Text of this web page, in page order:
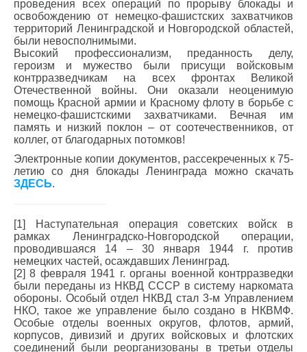
проведения всех операций по прорыву блокады и
освобождению от немецко-фашистских захватчиков
территорий Ленинградской и Новгородской областей,
были невосполнимыми.
Высокий профессионализм, преданность делу,
героизм и мужество были присущи войсковым
контрразведчикам на всех фронтах Великой
Отечественной войны. Они оказали неоценимую
помощь Красной армии и Красному флоту в борьбе с
немецко-фашистскими захватчиками. Вечная им
память и низкий поклон – от соотечественников, от
коллег, от благодарных потомков!
Электронные копии документов, рассекреченных к 75-
летию со дня блокады Ленинграда можно скачать
ЗДЕСЬ.
[1] Наступательная операция советских войск в
рамках Ленинградско-Новгородской операции,
проводившаяся 14 – 30 января 1944 г. против
немецких частей, осаждавших Ленинград.
[2] 8 февраля 1941 г. органы военной контрразведки
были переданы из НКВД СССР в систему наркомата
обороны. Особый отдел НКВД стал 3-м Управлением
НКО, такое же управление было создано в НКВМФ.
Особые отделы военных округов, флотов, армий,
корпусов, дивизий и других войсковых и флотских
соединений были реорганизованы в третьи отделы